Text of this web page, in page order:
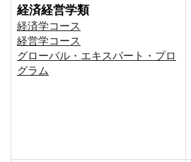
経済経営学類
経済学コース
経営学コース
グローバル・エキスパート・プロ
グラム